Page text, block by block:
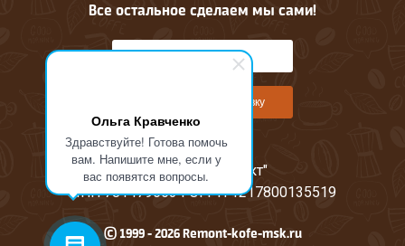
Ольга Кравченко
Здравствуйте! Готова помочь
вам. Напишите мне, если у
вас появятся вопросы.
Все остальное сделаем мы сами!
Оставить онлайн заявку
ООО "М-Проджект"
ИНН 7814796634 ОГРН 1217800135519
© 1999 - 2026 Remont-kofe-msk.ru